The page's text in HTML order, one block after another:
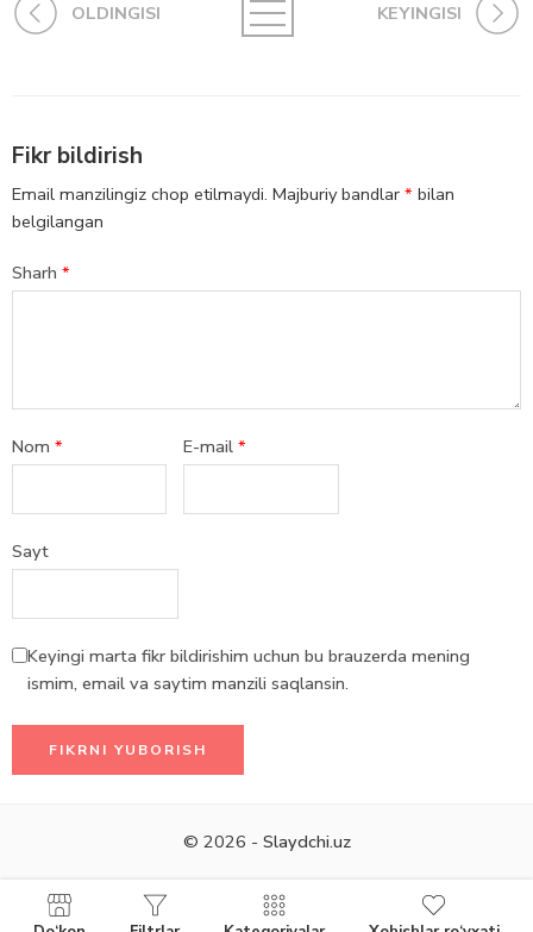
OLDINGISI KEYINGISI
Fikr bildirish
Email manzilingiz chop etilmaydi. Majburiy bandlar * bilan
belgilangan
Sharh *
Nom * E-mail*
Sayt
Keyingi marta fikr bildirishim uchun bu brauzerda mening
ismim, email va saytim manzili saqlansin.
© 2026 - Slaydchi.uz